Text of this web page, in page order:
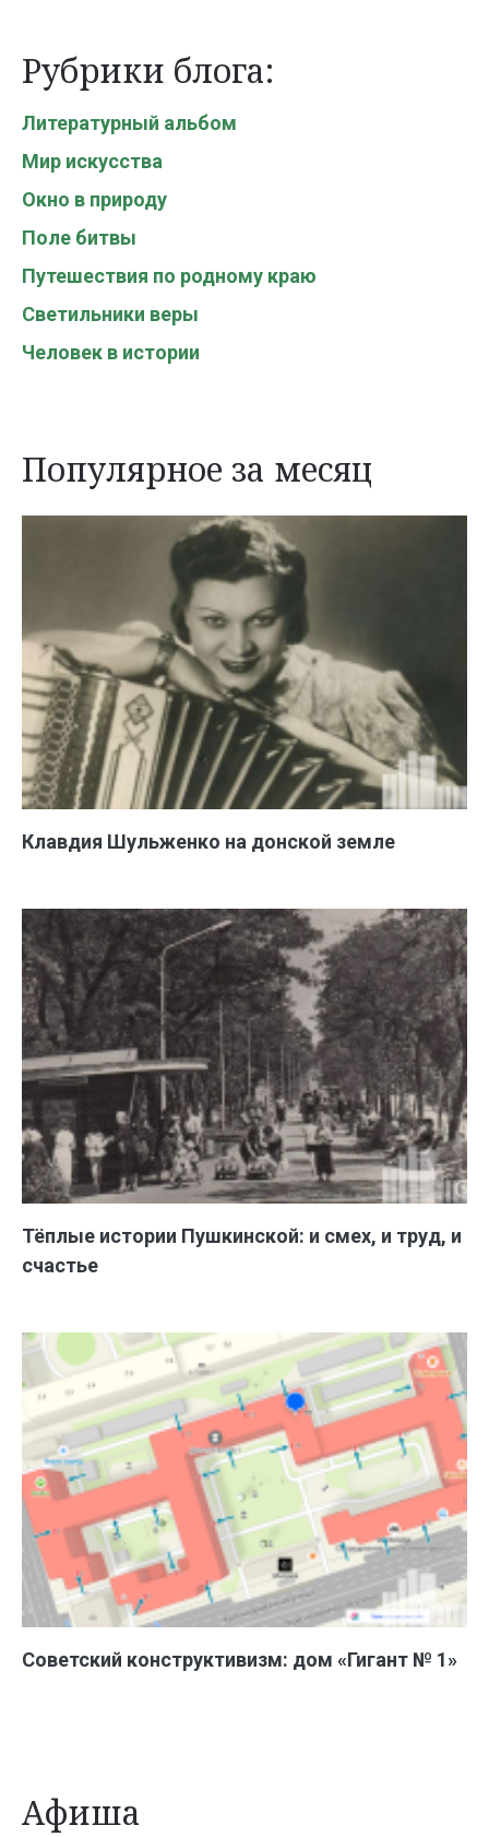
Рубрики блога:
Литературный альбом
Мир искусства
Окно в природу
Поле битвы
Путешествия по родному краю
Светильники веры
Человек в истории
Популярное за месяц
Клавдия Шульженко на донской земле
Тёплые истории Пушкинской: и смех, и труд, и
счастье
Советский конструктивизм: дом «Гигант № 1»
Афиша